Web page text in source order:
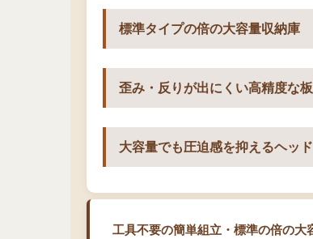
標準タイプの倍の大容量収納庫
歪み・反りが出にくい高精度な
大容量でも圧迫感を抑えるヘッ
工具不要の簡単組立・標準の倍の